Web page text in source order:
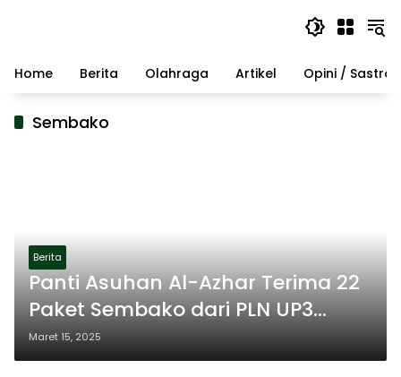
Home
Berita Olahraga Artikel Opini / Sastra
Sembako
Berita
Panti Asuhan Al-Azhar Terima 22
Paket Sembako dari PLN UP3
Madura
Maret 15, 2025